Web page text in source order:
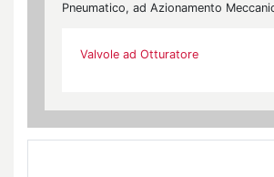
Pneumatico, ad Azionamento
Valvole ad Otturatore